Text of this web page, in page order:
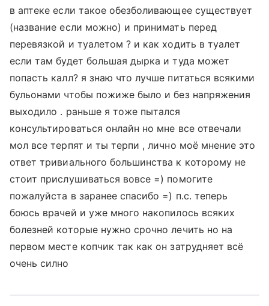
в аптеке если такое обезболивающее существует
(название если можно) и принимать перед
перевязкой и туалетом ? и как ходить в туалет
если там будет большая дырка и туда может
попасть калл? я знаю что лучше питаться всякими
бульонами чтобы пожиже было и без напряжения
выходило . раньше я тоже пытался
консультироваться онлайн но мне все отвечали
мол все терпят и ты терпи , лично моё мнение это
ответ тривиального большинства к которому не
стоит прислушиваться вовсе =) помогите
пожалуйста в заранее спасибо =) п.с. теперь
боюсь врачей и уже много накопилось всяких
болезней которые нужно срочно лечить но на
первом месте копчик так как он затрудняет всё
очень силно